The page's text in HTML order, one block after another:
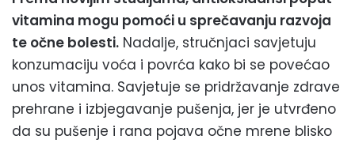
vitamina mogu pomoći u sprečavanju razvoja
te očne bolesti. Nadalje, stručnjaci savjetuju
konzumaciju voća i povrća kako bi se povećao
unos vitamina. Savjetuje se pridržavanje zdrave
prehrane i izbjegavanje pušenja, jer je utvrđeno
da su pušenje i rana pojava očne mrene blisko